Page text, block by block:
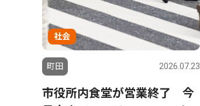
社会
町田 2026.07.23
市役所内食堂が営業終了 今